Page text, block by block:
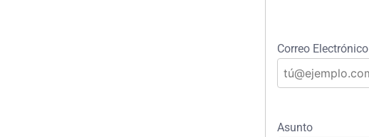
Correo Electrónico
Asunto